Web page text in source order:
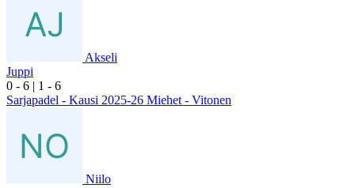
Akseli
Juppi
0 - 6 | 1 - 6
Sarjapadel - Kausi 2025-26 Miehet - Vitonen
Niilo